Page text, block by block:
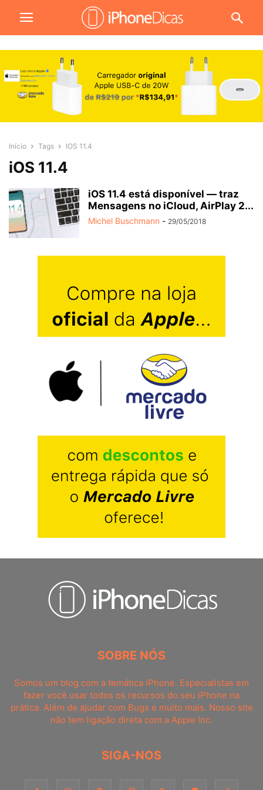
Início Tags IOS 11.4
iOS 11.4
iOS 11.4 está disponível — traz
Mensagens no iCloud, AirPlay 2...
Michel Buschmann - 29/05/2018
SOBRE NÓS
Somos um blog com a temática iPhone. Especialistas em
fazer você usar todos os recursos do seu iPhone na
prática. Além de ajudar com Bugs e muito mais. Nosso site
não tem ligação direta com a Apple Inc.
SIGA-NOS